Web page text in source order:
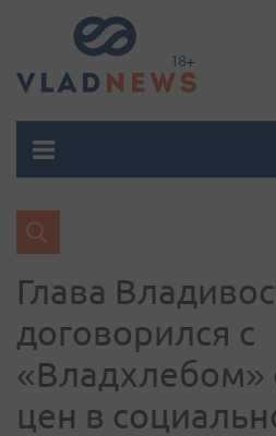
Глава
договорился с
«Владхлебом»
цен в